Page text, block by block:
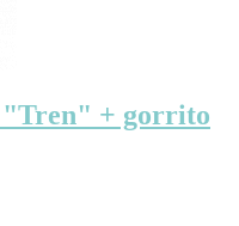
"Tren" + gorrito